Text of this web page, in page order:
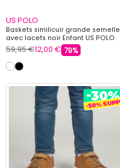
US POLO
Baskets similicuir grande semelle
avec lacets noir Enfant US POLO
59,95 €12,00 € 79%